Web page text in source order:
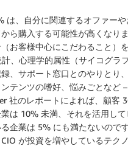
は、自分に関連するオファーや
ら購入する可能性が高くなり
お客様中心にこだわること）
、心理学的属性（サイコグラ
、サポート窓口とのやりとり
テンツの嗜好、悩みごとなど –
社のレポートによれば、顧客
は 10% 未満、それを活用し
企業は 5% にも満たないので
が投資を増やしているテク